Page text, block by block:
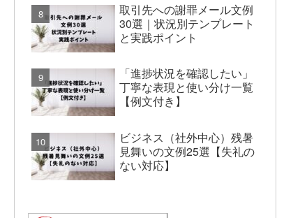
取引先への謝罪メール文例
30選｜状況別テンプレート
と実践ポイント
「進捗状況を確認したい」
丁寧な表現と使い分け一覧
【例文付き】
ビジネス（社外中心）残暑
見舞いの文例25選【失礼の
ない対応】